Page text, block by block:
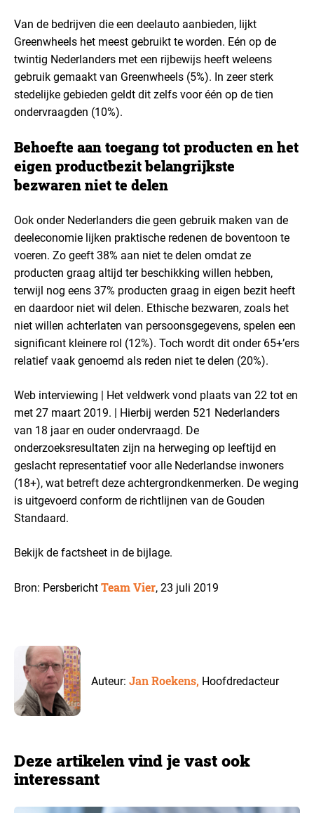
Van de bedrijven die een deelauto aanbieden, lijkt
Greenwheels het meest gebruikt te worden. Eén op de
twintig Nederlanders met een rijbewijs heeft weleens
gebruik gemaakt van Greenwheels (5%). In zeer sterk
stedelijke gebieden geldt dit zelfs voor één op de tien
ondervraagden (10%).
Behoefte aan toegang tot producten en het
eigen productbezit belangrijkste
bezwaren niet te delen
Ook onder Nederlanders die geen gebruik maken van de
deeleconomie lijken praktische redenen de boventoon te
voeren. Zo geeft 38% aan niet te delen omdat ze
producten graag altijd ter beschikking willen hebben,
terwijl nog eens 37% producten graag in eigen bezit heeft
en daardoor niet wil delen. Ethische bezwaren, zoals het
niet willen achterlaten van persoonsgegevens, spelen een
significant kleinere rol (12%). Toch wordt dit onder 65+’ers
relatief vaak genoemd als reden niet te delen (20%).
Web interviewing | Het veldwerk vond plaats van 22 tot en
met 27 maart 2019. | Hierbij werden 521 Nederlanders
van 18 jaar en ouder ondervraagd. De
onderzoeksresultaten zijn na herweging op leeftijd en
geslacht representatief voor alle Nederlandse inwoners
(18+), wat betreft deze achtergrondkenmerken. De weging
is uitgevoerd conform de richtlijnen van de Gouden
Standaard.
Bekijk de factsheet in de bijlage.
Bron: Persbericht Team Vier, 23 juli 2019
Auteur:Jan Roekens, Hoofdredacteur
Deze artikelen vind je vast ook
interessant